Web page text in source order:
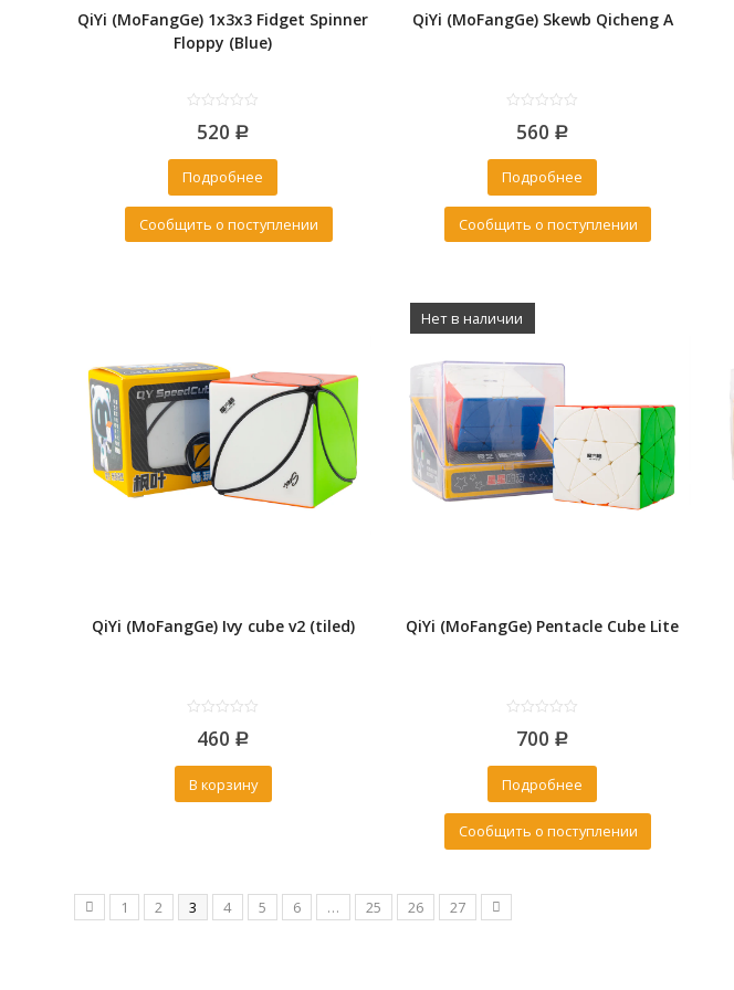
QiYi (MoFangGe) 1x3x3 Fidget Spinner
Floppy (Blue)
out
5
520 Р
Подробнее
Сообщить о поступлении
QiYi (MoFangGe) Skewb Qicheng A
out
5
560 Р
Подробнее
Сообщить о поступлении
QiYi (MoFangGe) Ivy cube v2 (tiled)
out
5
460 Р
В корзину
Нет в наличии
QiYi (MoFangGe) Pentacle Cube Lite
out
5
700 Р
Подробнее
Сообщить о поступлении
1 2 3 4 5 6 … 25 26 27